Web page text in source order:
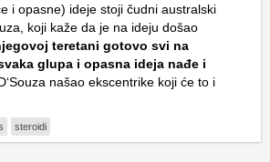
i opasne) ideje stoji čudni australski
koji kaže da je na ideju došao
teretani gotovo svi na
glupa i opasna ideja nađe i
našao ekscentrike koji će to i
steroidi